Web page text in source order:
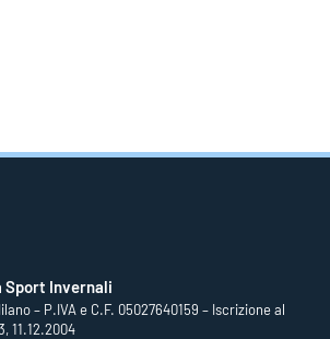
Sport Invernali
– P.IVA e C.F. 05027640159 – Iscrizione al
11.12.2004